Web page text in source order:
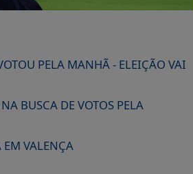
PELA MANHÃ - ELEIÇÃO VAI
BUSCA DE VOTOS PELA
VALENÇA